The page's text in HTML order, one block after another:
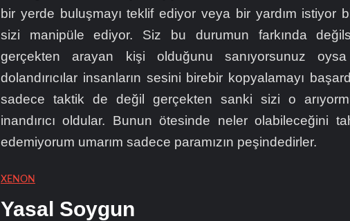
bir yerde buluşmayı teklif ediyor veya bir yardım istiyor
sizi manipüle ediyor. Siz bu durumun farkında
gerçekten arayan kişi olduğunu sanıyorsunuz
dolandırıcılar insanların sesini birebir kopyalamayı
sadece taktik de değil gerçekten sanki sizi o
inandırıcı oldular. Bunun ötesinde neler olabileceğini
edemiyorum umarım sadece paramızın peşindedirler.
XENON
Yasal Soygun